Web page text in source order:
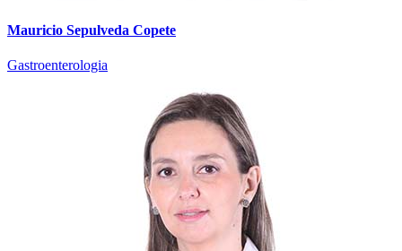
Mauricio Sepulveda Copete
Gastroenterologia